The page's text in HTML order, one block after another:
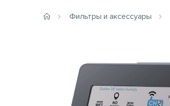
Фильтры и аксессуары